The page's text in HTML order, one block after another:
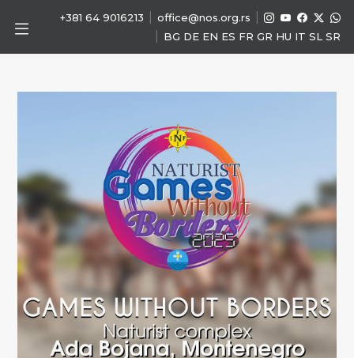
+381 64 9016213 office@nos.org.rs
BG DE EN ES FR GR HU IT SL SR